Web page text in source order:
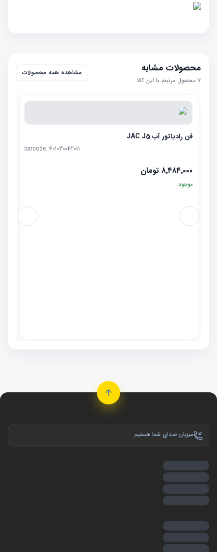
محصولات مشابه
۷ محصول مرتبط با این کالا
مشاهده همه محصولات
فن رادیاتور آب JAC J5
barcode: 401030042011
۸٬۴۸۴٬۰۰۰ تومان
موجود
میزبان صدای شما هستیم